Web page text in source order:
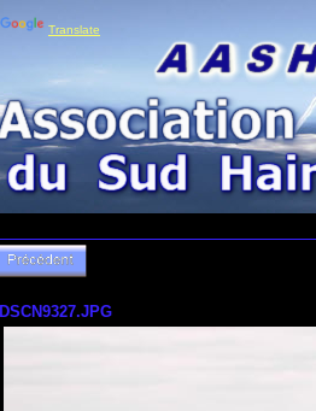
Translate
DSCN9327.JPG